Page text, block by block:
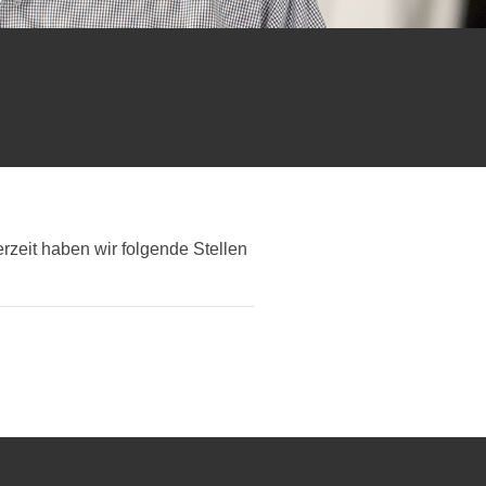
haben wir folgende Stellen